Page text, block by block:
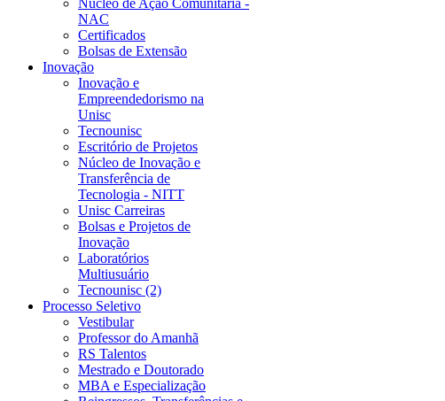
Núcleo de Ação Comunitária -
NAC
Certificados
Bolsas de Extensão
Inovação
Inovação e
Empreendedorismo na
Unisc
Tecnounisc
Escritório de Projetos
Núcleo de Inovação e
Transferência de
Tecnologia - NITT
Unisc Carreiras
Bolsas e Projetos de
Inovação
Laboratórios
Multiusuário
Tecnounisc (2)
Processo Seletivo
Vestibular
Professor do Amanhã
RS Talentos
Mestrado e Doutorado
MBA e Especialização